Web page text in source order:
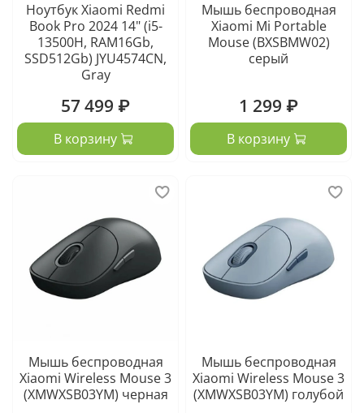
Ноутбук Xiaomi Redmi
Book Pro 2024 14" (i5-
13500H, RAM16Gb,
SSD512Gb) JYU4574CN,
Gray
57 499 ₽
В корзину
Мышь беспроводная
Xiaomi Mi Portable
Mouse (BXSBMW02)
серый
1 299 ₽
В корзину
Мышь беспроводная
Xiaomi Wireless Mouse 3
(XMWXSB03YM) черная
Мышь беспроводная
Xiaomi Wireless Mouse 3
(XMWXSB03YM) голубой